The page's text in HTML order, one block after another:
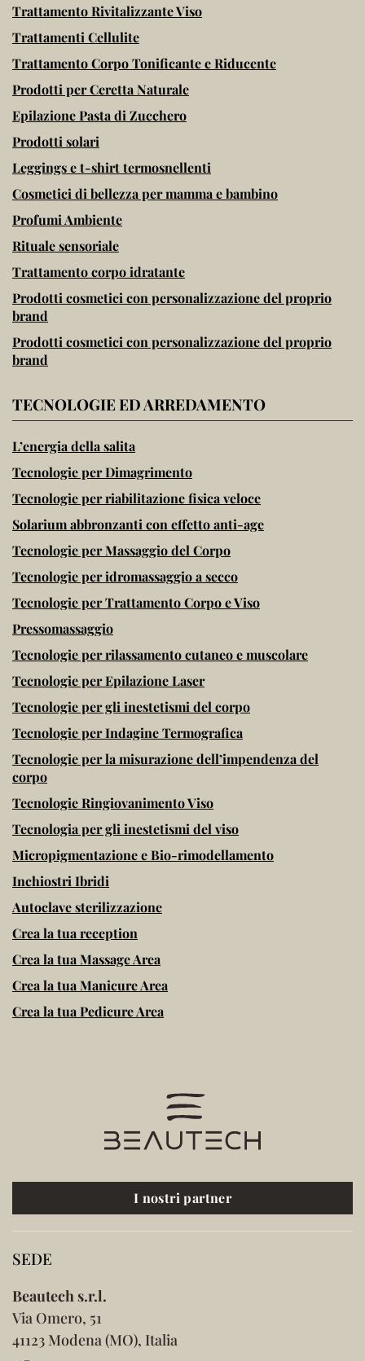
Trattamento Rivitalizzante Viso
Trattamenti Cellulite
Trattamento Corpo Tonificante e Riducente
Prodotti per Ceretta Naturale
Epilazione Pasta di Zucchero
Prodotti solari
Leggings e t-shirt termosnellenti
Cosmetici di bellezza per mamma e bambino
Profumi Ambiente
Rituale sensoriale
Trattamento corpo idratante
Prodotti cosmetici con personalizzazione del proprio
brand
Prodotti cosmetici con personalizzazione del proprio
brand
TECNOLOGIE ED ARREDAMENTO
L’energia della salita
Tecnologie per Dimagrimento
Tecnologie per riabilitazione fisica veloce
Solarium abbronzanti con effetto anti-age
Tecnologie per Massaggio del Corpo
Tecnologie per idromassaggio a secco
Tecnologie per Trattamento Corpo e Viso
Pressomassaggio
Tecnologie per rilassamento cutaneo e muscolare
Tecnologie per Epilazione Laser
Tecnologie per gli inestetismi del corpo
Tecnologie per Indagine Termografica
Tecnologie per la misurazione dell’impendenza del
corpo
Tecnologie Ringiovanimento Viso
Tecnologia per gli inestetismi del viso
Micropigmentazione e Bio-rimodellamento
Inchiostri Ibridi
Autoclave sterilizzazione
Crea la tua reception
Crea la tua Massage Area
Crea la tua Manicure Area
Crea la tua Pedicure Area
I nostri partner
SEDE
Beautech s.r.l.
Via Omero, 51
41123 Modena (MO), Italia